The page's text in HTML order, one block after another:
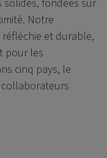
fondées sur
Notre
et durable,
pour les
cinq pays, le